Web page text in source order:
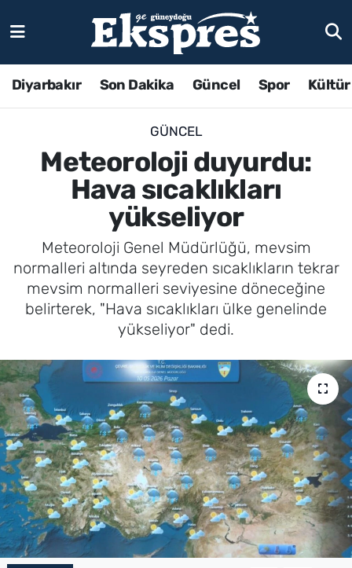
Diyarbakır Son Dakika Güncel Spor
GÜNCEL
Meteoroloji duyurdu:
Hava sıcaklıkları
yükseliyor
Meteoroloji Genel Müdürlüğü, mevsim
normalleri altında seyreden sıcaklıkların tekrar
mevsim normalleri seviyesine döneceğine
belirterek, "Hava sıcaklıkları ülke genelinde
yükseliyor" dedi.